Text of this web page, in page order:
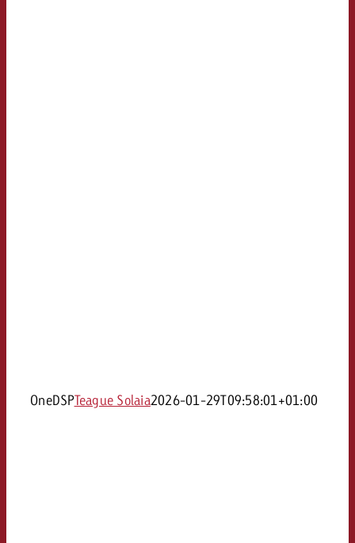
OneDSPTeague Solaia2026-01-29T09:58:01+01:00